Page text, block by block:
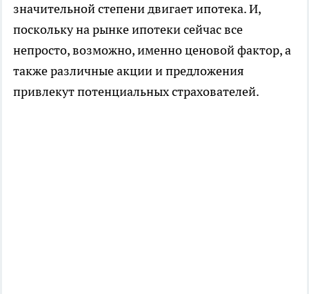
значительной степени двигает ипотека. И,
поскольку на рынке ипотеки сейчас все
непросто, возможно, именно ценовой фактор, а
также различные акции и предложения
привлекут потенциальных страхователей.